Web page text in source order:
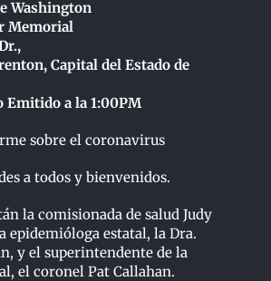
Washington
Memorial
Capital del Estado de
Emitido a la 1:00PM
sobre el coronavirus
a todos y bienvenidos.
la comisionada de salud Judy
epidemióloga estatal, la Dra.
y el superintendente de la
el coronel Pat Callahan.